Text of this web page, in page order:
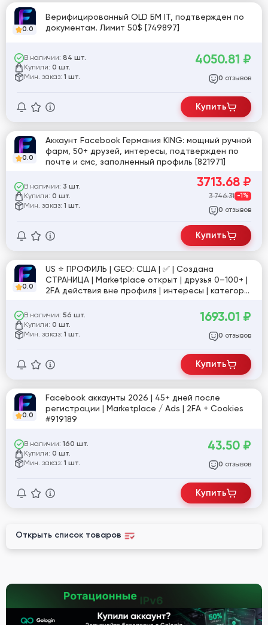
0.0
Верифицированный OLD БМ IT, подтвержден по
документам. Лимит 50$ [749897]
В наличии: 84 шт.
Купили: 0 шт.
Мин. заказ: 1 шт.
4050.81 ₽
0 отзывов
Купить
0.0
Аккаунт Facebook Германия KING: мощный ручной
фарм, 50+ друзей, интересы, подтвержден по
почте и смс, заполненный профиль [821971]
В наличии: 3 шт.
Купили: 0 шт.
Мин. заказ: 1 шт.
3713.68 ₽
3 746.31 -1%
0 отзывов
Купить
0.0
US ⭐️ ПРОФИЛЬ | GEO: США | ✅ | Создана
СТРАНИЦА | Marketplace открыт | друзья 0–100+ |
2FA действия вне профиля | интересы | категории
ручная подготовка 7 дней | №кир
В наличии: 56 шт.
Купили: 0 шт.
Мин. заказ: 1 шт.
1693.01 ₽
0 отзывов
Купить
0.0
Facebook аккаунты 2026 | 45+ дней после
регистрации | Marketplace / Ads | 2FA + Cookies
#919189
В наличии: 160 шт.
Купили: 0 шт.
Мин. заказ: 1 шт.
43.50 ₽
0 отзывов
Купить
Открыть список товаров